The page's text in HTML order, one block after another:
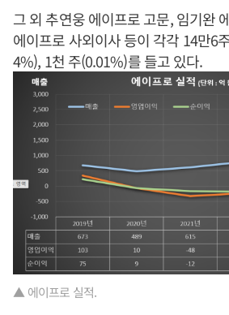
그 외 추연웅 에이프로 고문, 임기완
에이프로 사외이사 등이 각각 14만6
4%), 1천 주(0.01%)를 들고 있다.
▲ 에이프로 실적.